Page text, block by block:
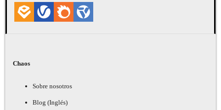
Chaos
Sobre nosotros
Blog (Inglés)